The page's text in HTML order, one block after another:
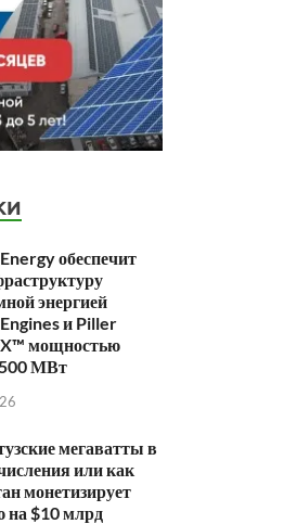
обеспечит
энергией
и Piller
мощностью
МВт
мегаватты в
или как
монетизирует
на $10 млрд